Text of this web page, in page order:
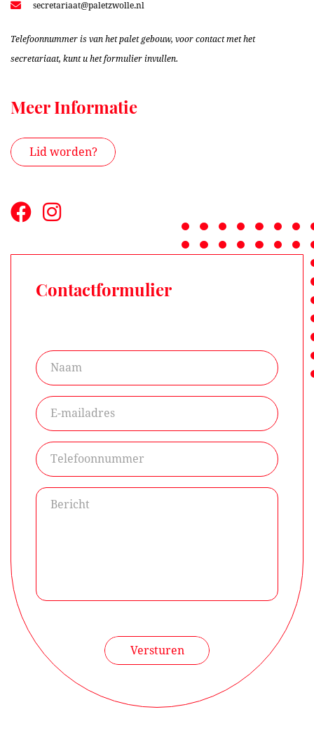
secretariaat@paletzwolle.nl
Telefoonnummer is van het palet gebouw, voor contact met het
secretariaat, kunt u het formulier invullen.
Meer Informatie
Lid worden?
Contactformulier
Versturen